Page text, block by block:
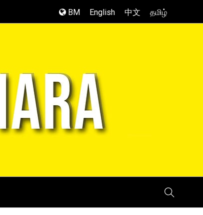
BM English 中文 தமிழ்